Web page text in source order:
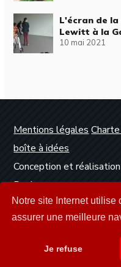
Notre site Internet utilise
assurer une meilleure
Je refuse
L'écran de la
Lewitt à la
10 mai 2021
Mentions légales
boîte à idées
Conception et
Dunkerque